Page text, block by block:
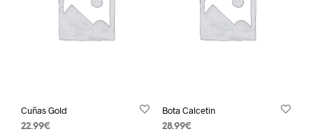
Cuñas Gold
22.99€
Bota Calcetin
28.99€